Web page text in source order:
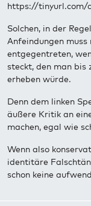
https://tinyurl.com/
Solchen, in der
Anfeindungen
entgegentreten,
steckt, den man bis
erheben würde.
Denn dem linken
äußere Kritik an
machen, egal wie
Wenn also
identitäre
schon keine